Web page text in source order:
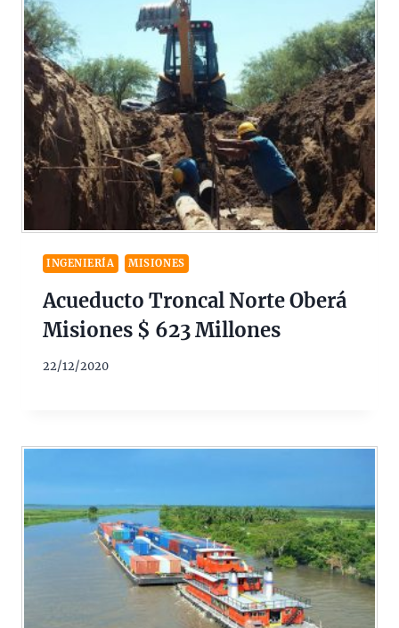
INGENIERÍA MISIONES
Acueducto Troncal Norte Oberá
Misiones $ 623 Millones
22/12/2020